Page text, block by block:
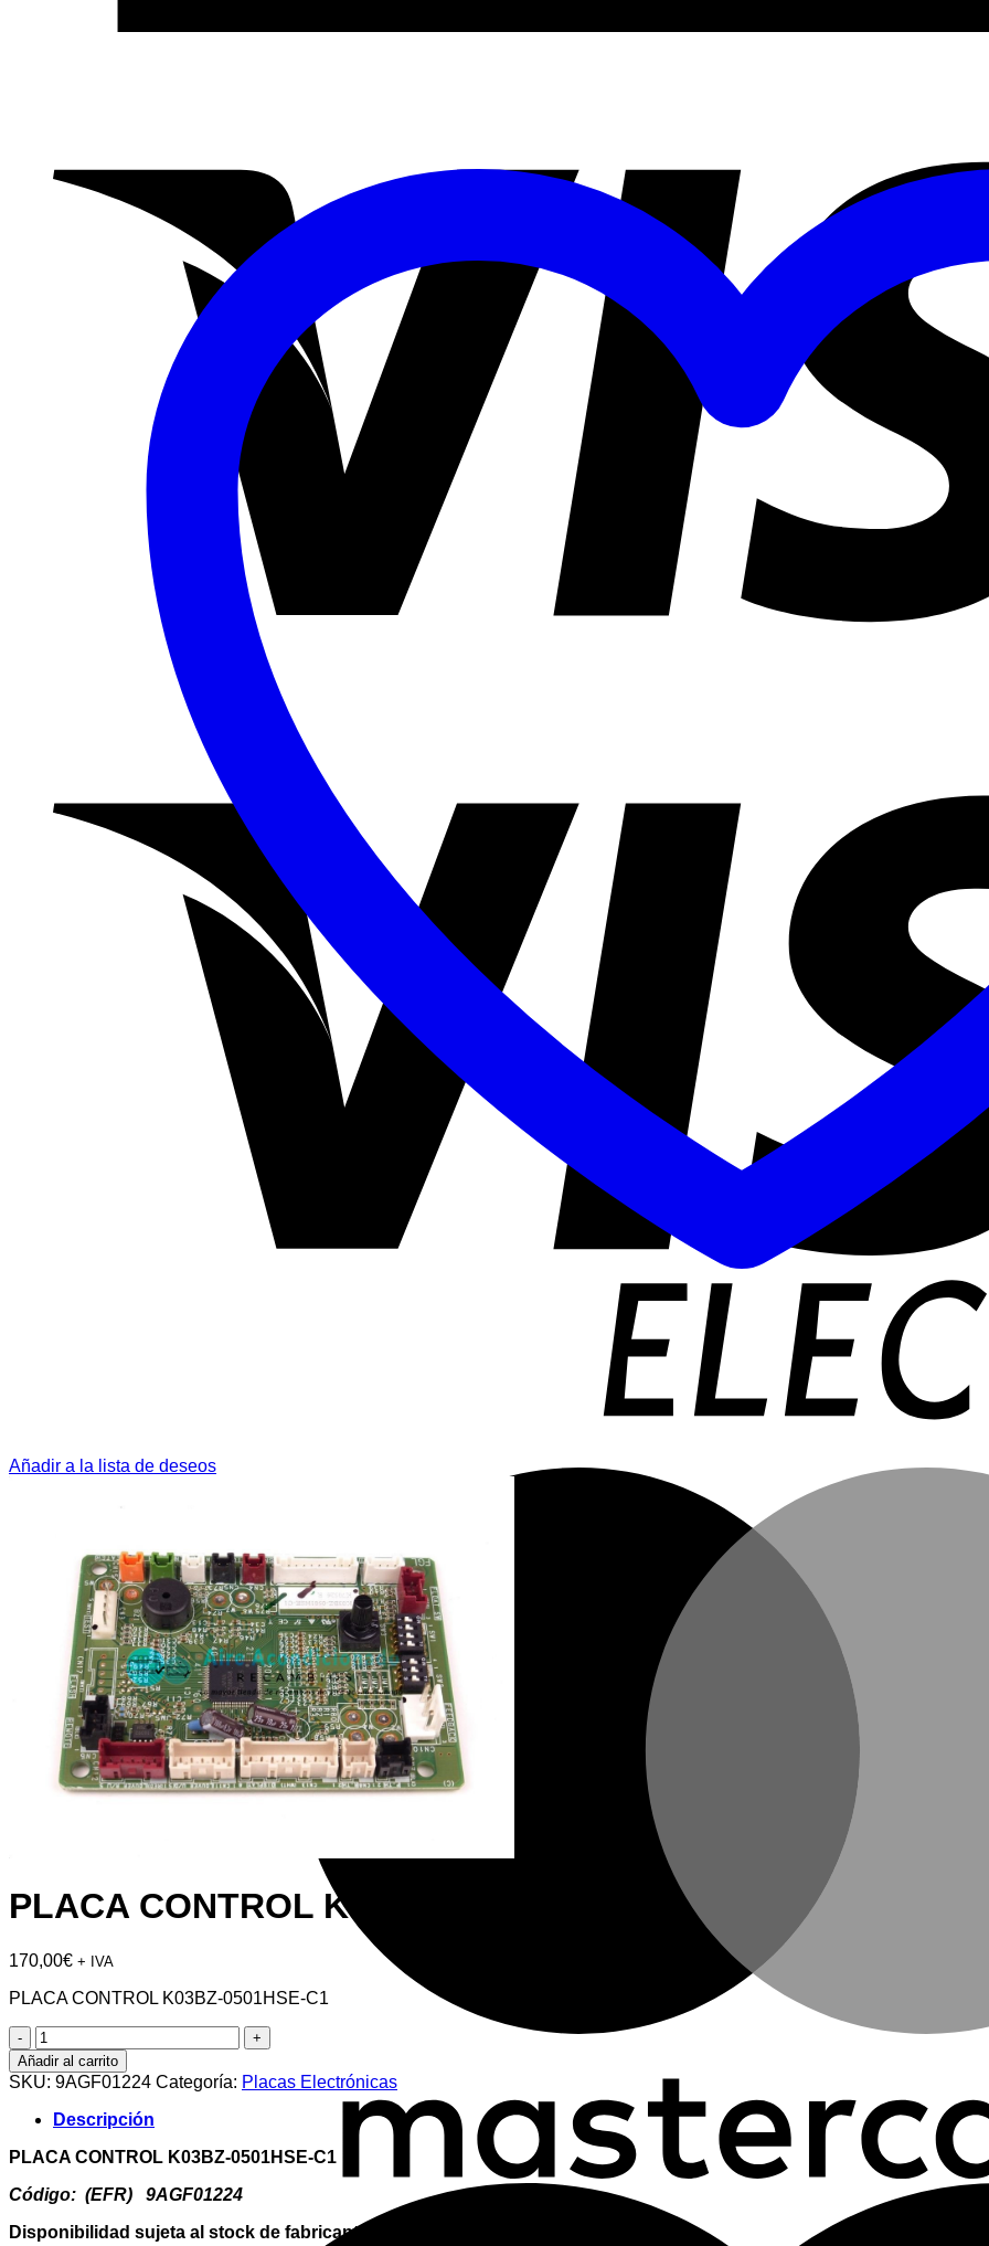
Añadir a la lista de deseos
PLACA CONTROL K03BZ-0501HSE-C1
170,00€ + IVA
PLACA CONTROL K03BZ-0501HSE-C1
PLACA
CONTROL
K03BZ-
0501HSE-
C1
cantidad
Añadir al carrito
SKU: 9AGF01224 Categoría: Placas Electrónicas
Descripción
PLACA CONTROL K03BZ-0501HSE-C1
Código: (EFR) 9AGF01224
Disponibilidad sujeta al stock de fabricante **